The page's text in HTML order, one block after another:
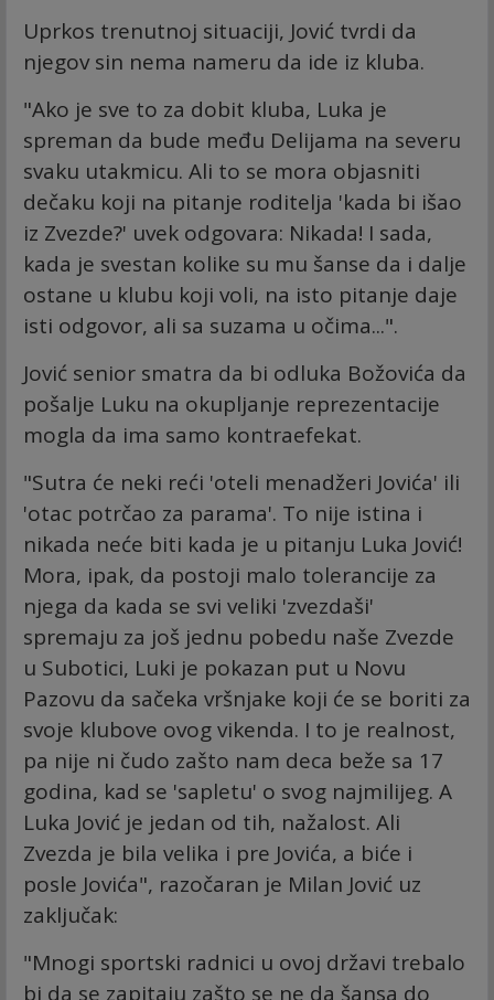
Uprkos trenutnoj situaciji, Jović tvrdi da
njegov sin nema nameru da ide iz kluba.
"Ako je sve to za dobit kluba, Luka je
spreman da bude među Delijama na severu
svaku utakmicu. Ali to se mora objasniti
dečaku koji na pitanje roditelja 'kada bi išao
iz Zvezde?' uvek odgovara: Nikada! I sada,
kada je svestan kolike su mu šanse da i dalje
ostane u klubu koji voli, na isto pitanje daje
isti odgovor, ali sa suzama u očima...".
Jović senior smatra da bi odluka Božovića da
pošalje Luku na okupljanje reprezentacije
mogla da ima samo kontraefekat.
"Sutra će neki reći 'oteli menadžeri Jovića' ili
'otac potrčao za parama'. To nije istina i
nikada neće biti kada je u pitanju Luka Jović!
Mora, ipak, da postoji malo tolerancije za
njega da kada se svi veliki 'zvezdaši'
spremaju za još jednu pobedu naše Zvezde
u Subotici, Luki je pokazan put u Novu
Pazovu da sačeka vršnjake koji će se boriti za
svoje klubove ovog vikenda. I to je realnost,
pa nije ni čudo zašto nam deca beže sa 17
godina, kad se 'sapletu' o svog najmilijeg. A
Luka Jović je jedan od tih, nažalost. Ali
Zvezda je bila velika i pre Jovića, a biće i
posle Jovića", razočaran je Milan Jović uz
zaključak:
"Mnogi sportski radnici u ovoj državi trebalo
bi da se zapitaju zašto se ne da šansa do